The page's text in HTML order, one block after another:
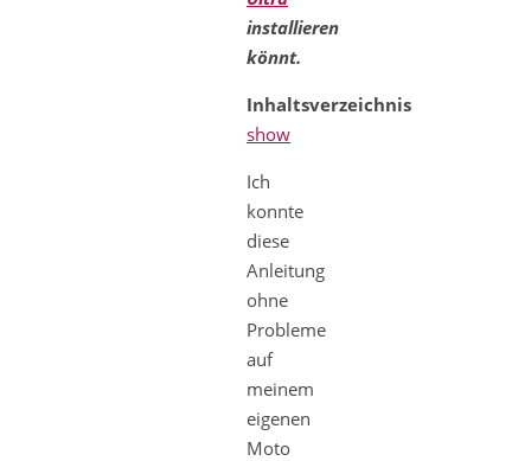
installieren
könnt.
Inhaltsverzeichnis
show
Ich
konnte
diese
Anleitung
ohne
Probleme
auf
meinem
eigenen
Moto